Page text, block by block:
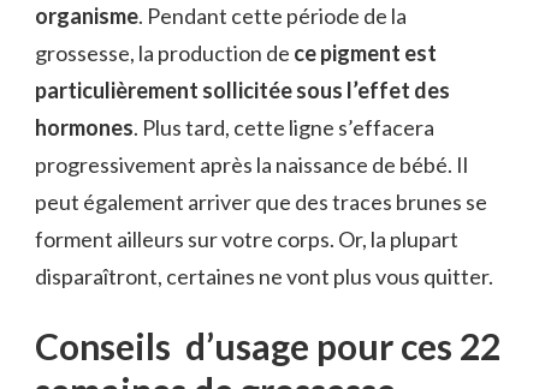
organisme. Pendant cette période de la
grossesse, la production de ce pigment est
particulièrement sollicitée sous l’effet des
hormones. Plus tard, cette ligne s’effacera
progressivement après la naissance de bébé. Il
peut également arriver que des traces brunes se
forment ailleurs sur votre corps. Or, la plupart
disparaîtront, certaines ne vont plus vous quitter.
Conseils d’usage pour ces 22